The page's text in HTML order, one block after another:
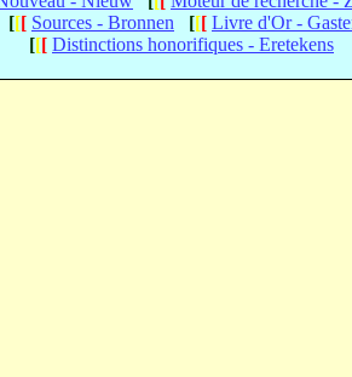
[[[ Sources - Bronnen [[[ Livre d'Or -
[[[ Distinctions honorifiques - Eretekens